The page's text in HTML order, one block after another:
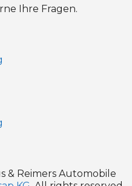
Ihre Fragen.
& Reimers Automobile